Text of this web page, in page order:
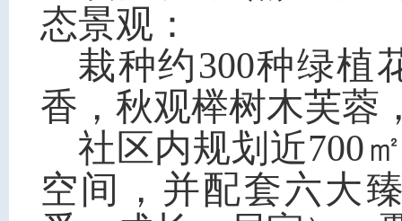
态景观：
栽种约300种绿植
香，秋观榉树木芙蓉
社区内规划近700
空间，并配套六大